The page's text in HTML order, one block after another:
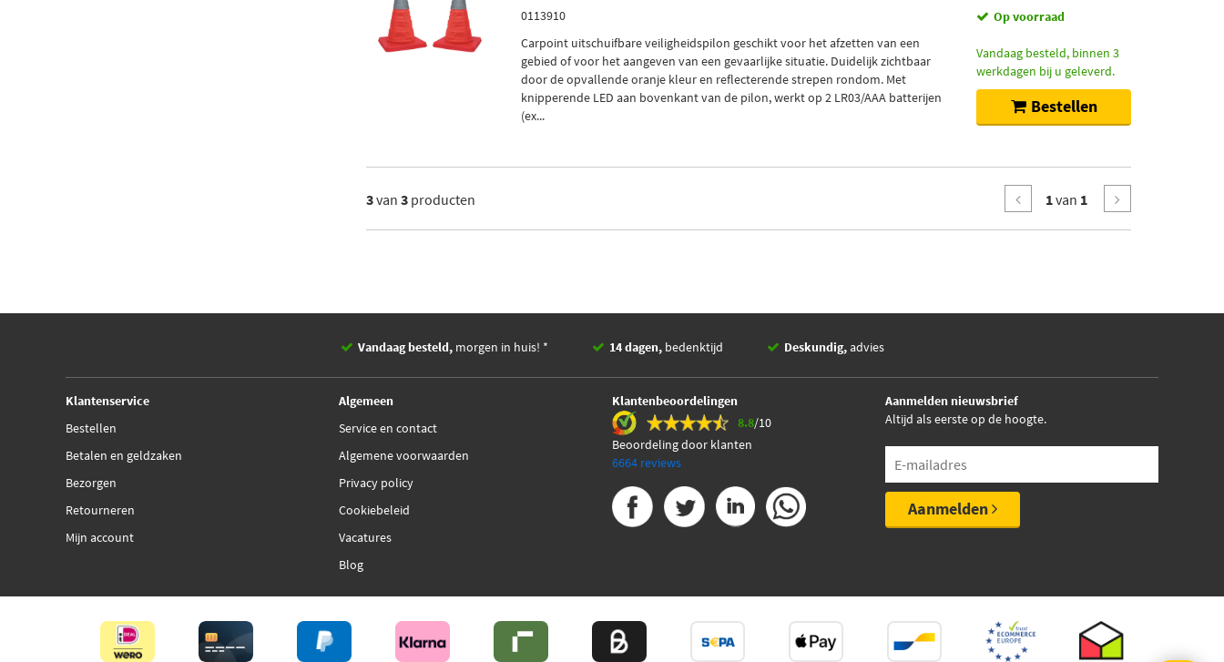
0113910
Carpoint uitschuifbare veiligheidspilon geschikt voor het afzetten van een
gebied of voor het aangeven van een gevaarlijke situatie. Duidelijk zichtbaar
door de opvallende oranje kleur en reflecterende strepen rondom. Met
knipperende LED aan bovenkant van de pilon, werkt op 2 LR03/AAA batterijen
(ex...
Op voorraad
Vandaag besteld, binnen 3
werkdagen bij u geleverd.
Bestellen
3van 3 producten 1van 1
Vandaag besteld, morgen in huis! * 14 dagen, bedenktijd Deskundig,advies
Klantenservice
Bestellen
Betalen en geldzaken
Bezorgen
Retourneren
Mijn account
Algemeen
Service en contact
Algemene voorwaarden
Privacy policy
Cookiebeleid
Vacatures
Blog
Klantenbeoordelingen
8.8/10
Beoordeling door klanten
6664 reviews
Aanmelden nieuwsbrief
Altijd als eerste op de hoogte.
Aanmelden